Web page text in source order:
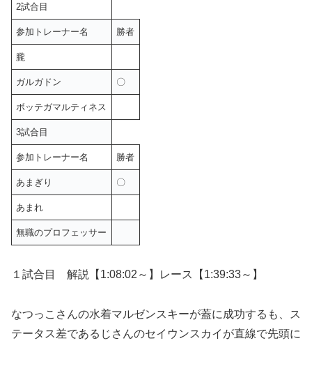
2試合目
参加トレーナー名 勝者
朧
ガルガドン 〇
ボッテガマルティネス
3試合目
参加トレーナー名 勝者
あまぎり 〇
あまれ
無職のプロフェッサー
１試合目 解説【1:08:02～】レース【1:39:33～】
なつっこさんの水着マルゼンスキーが蓋に成功するも、ス
テータス差であるじさんのセイウンスカイが直線で先頭に